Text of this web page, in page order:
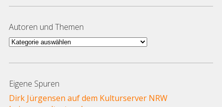
Autoren und Themen
Autoren
Themen
Eigene Spuren
Dirk Jürgensen auf dem Kulturserver NRW